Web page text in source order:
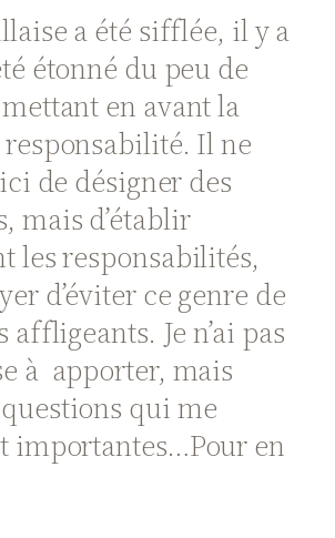
a été sifflée, il y a
étonné du peu de
en avant la
Il ne
de désigner des
mais d’établir
les responsabilités,
d’éviter ce genre de
affligeants. Je n’ai pas
à apporter, mais
qui me
importantes…Pour en